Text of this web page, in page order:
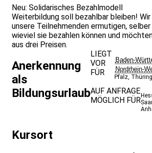
Neu: Solidarisches Bezahlmodell
Weiterbildung soll bezahlbar bleiben!
unsere Teilnehmenden ermutigen,
wieviel sie bezahlen können und
aus drei Preisen.
Anerkennung
als
Bildungsurlaub
LIEGT
VOR
FÜR
Baden-
Nordrhein-
Pfalz,
AUF ANFRAGE
MÖGLICH FÜR
Kursort